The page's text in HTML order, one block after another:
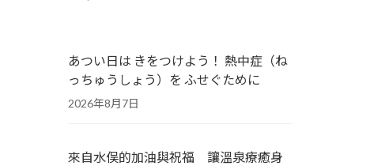
あつい日は きをつけよう！ 熱中症（ね
っちゅうしょう）を ふせぐために
2026年8月7日
來自水俣的加油與祝福 讓溫泉療癒身